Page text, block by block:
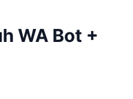
WA Bot +